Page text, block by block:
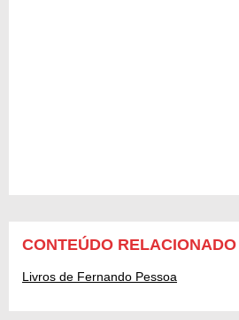
CONTEÚDO RELACIONADO
Livros de Fernando Pessoa